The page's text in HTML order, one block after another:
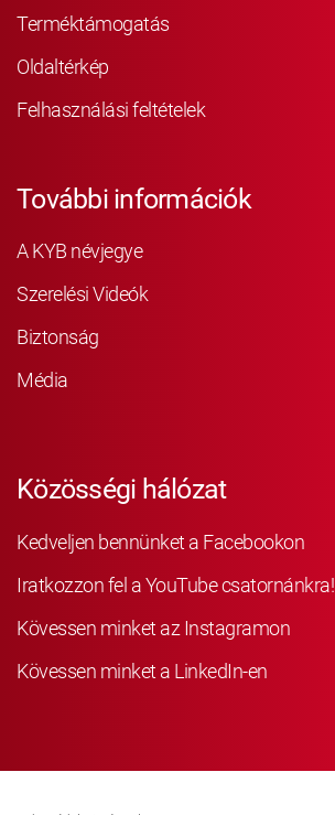
Terméktámogatás
Oldaltérkép
Felhasználási feltételek
További információk
A KYB névjegye
Szerelési Videók
Biztonság
Média
Közösségi hálózat
Kedveljen bennünket a Facebookon
Iratkozzon fel a YouTube csatornánkra!
Kövessen minket az Instagramon
Kövessen minket a LinkedIn-en